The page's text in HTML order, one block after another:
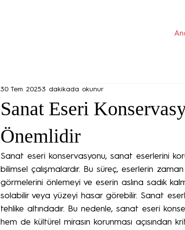
Sanat Eseri
Önemlidir
30 Tem 20253 dakikada okunur
Sanat eseri konservasyonu, sanat eserlerini
bilimsel çalışmalardır. Bu süreç, eserlerin
görmelerini önlemeyi ve eserin aslına sadık
solabilir veya yüzeyi hasar görebilir. Sanat
tehlike altındadır. Bu nedenle, sanat eseri
hem de kültürel mirasın korunması açısından